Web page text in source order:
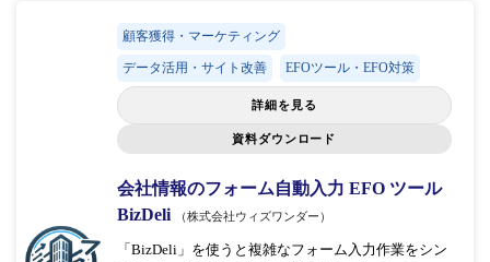
顧客獲得・マーケティング
データ活用・サイト改善 EFOツール・EFO対策
詳細を見る
資料ダウンロード
会社情報のフォーム自動入力 EFO ツール
BizDeli
（株式会社ウィズワンダー）
「BizDeli」を使うと複雑なフォーム入力作業をシン